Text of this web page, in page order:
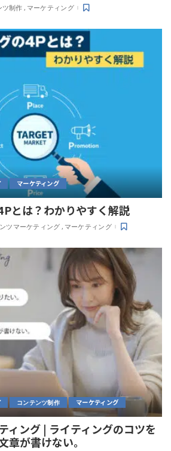
ツ制作 マーケティング
マーケティング
とは？わかりやすく解説
ツマーケティング マーケティング
コンテンツ制作 マーケティング
ィング | ライティングのコツを
章が書けない。